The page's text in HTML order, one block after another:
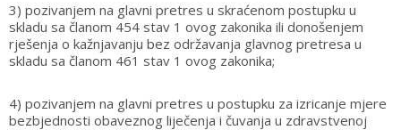
3) pozivanjem na glavni pretres u skraćenom postupku u
skladu sa članom 454 stav 1 ovog zakonika ili donošenjem
rješenja o kažnjavanju bez održavanja glavnog pretresa u
skladu sa članom 461 stav 1 ovog zakonika;
4) pozivanjem na glavni pretres u postupku za izricanje mjere
bezbjednosti obaveznog liječenja i čuvanja u zdravstvenoj